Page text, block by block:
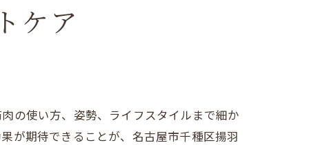
ケア
の使い方、姿勢、ライフスタイルまで細か
が期待できることが、名古屋市千種区揚羽